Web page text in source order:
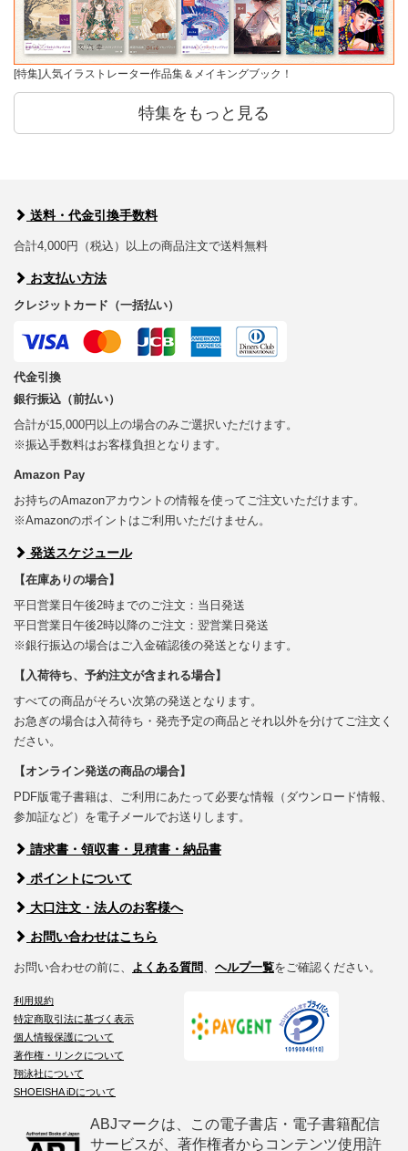
[特集]人気イラストレーター作品集＆メイキングブック！
特集をもっと見る
送料・代金引換手数料
合計4,000円（税込）以上の商品注文で送料無料
お支払い方法
クレジットカード（一括払い）
代金引換
銀行振込（前払い）
合計が15,000円以上の場合のみご選択いただけます。
※振込手数料はお客様負担となります。
Amazon Pay
お持ちのAmazonアカウントの情報を使ってご注文いただけます。
※Amazonのポイントはご利用いただけません。
発送スケジュール
【在庫ありの場合】
平日営業日午後2時までのご注文：当日発送
平日営業日午後2時以降のご注文：翌営業日発送
※銀行振込の場合はご入金確認後の発送となります。
【入荷待ち、予約注文が含まれる場合】
すべての商品がそろい次第の発送となります。
お急ぎの場合は入荷待ち・発売予定の商品とそれ以外を分けてご注文く
ださい。
【オンライン発送の商品の場合】
PDF版電子書籍は、ご利用にあたって必要な情報（ダウンロード情報、
参加証など）を電子メールでお送りします。
請求書・領収書・見積書・納品書
ポイントについて
大口注文・法人のお客様へ
お問い合わせはこちら
お問い合わせの前に、 よくある質問、 ヘルプ一覧をご確認ください。
利用規約
特定商取引法に基づく表示
個人情報保護について
著作権・リンクについて
翔泳社について
SHOEISHA iDについて
ABJマークは、この電子書店・電子書籍配信
サービスが、著作権者からコンテンツ使用許